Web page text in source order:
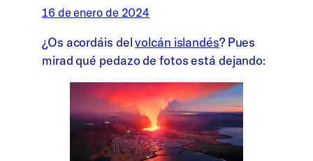
16 de enero de 2024
¿Os acordáis delvolcán islandés? Pues
mirad qué pedazo de fotos está dejando: